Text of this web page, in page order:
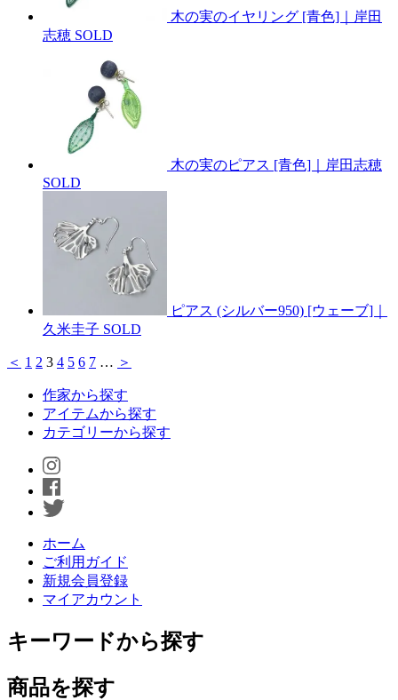
木の実のイヤリング [青色]｜岸田
志穂 SOLD
木の実のピアス [青色]｜岸田志穂
SOLD
ピアス (シルバー950) [ウェーブ]｜
久米圭子 SOLD
＜ 1 2 3 4 5 6 7 … ＞
作家から探す
アイテムから探す
カテゴリーから探す
ホーム
ご利用ガイド
新規会員登録
マイアカウント
キーワードから探す
商品を探す